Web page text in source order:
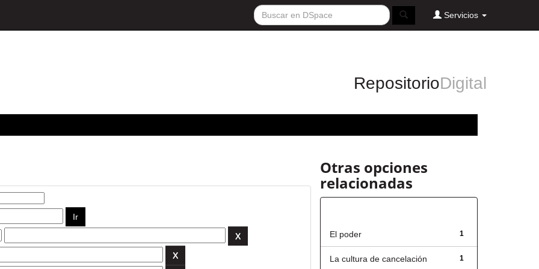
Servicios
RepositorioDigital
Otras opciones
relacionadas
1
El poder
1
La cultura de cancelación